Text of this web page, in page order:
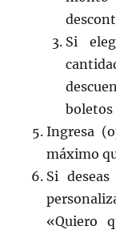
Si
boletos
Ingresa
máximo
Si
«Quiero